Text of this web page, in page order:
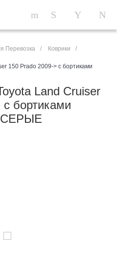
Перевозка / Коврики
/
150 Prado 2009-> с бортиками
Land Cruiser
бортиками
СЕРЫЕ